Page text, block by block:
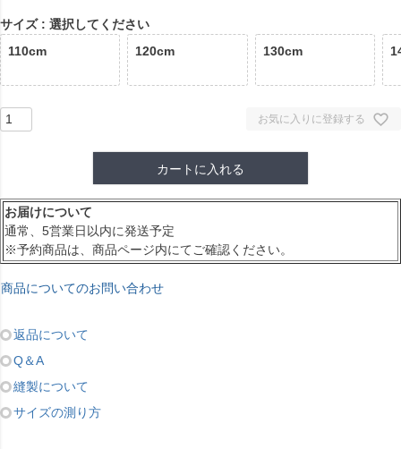
サイズ
選択してください
110cm
120cm 130cm
お気に入りに登録する
カートに入れる
お届けについて
通常、5営業日以内に発送予定
※予約商品は、商品ページ内にてご確認ください。
商品についてのお問い合わせ
返品について
Q＆A
縫製について
サイズの測り方